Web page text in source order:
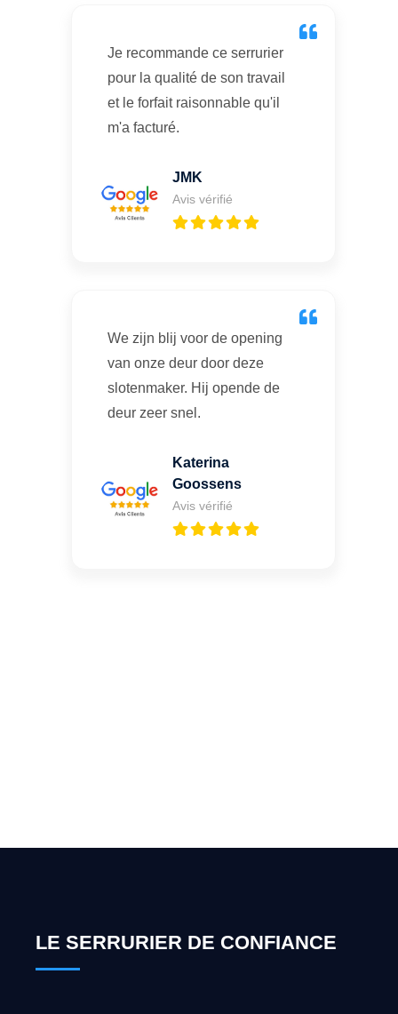
Je recommande ce serrurier
pour la qualité de son travail
et le forfait raisonnable qu'il
m'a facturé.
JMK
Avis vérifié
We zijn blij voor de opening
van onze deur door deze
slotenmaker. Hij opende de
deur zeer snel.
Katerina
Goossens
Avis vérifié
LE SERRURIER DE CONFIANCE